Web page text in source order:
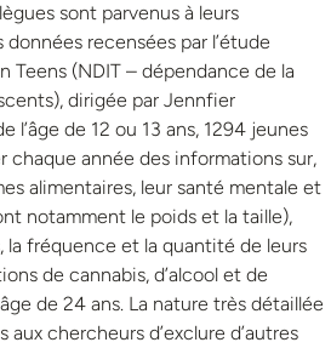
sont parvenus à leurs
recensées par l’étude
Teens (NDIT – dépendance de la
dirigée par Jennfier
l’âge de 12 ou 13 ans, 1294 jeunes
année des informations sur,
alimentaires, leur santé mentale et
notamment le poids et la taille),
la fréquence et la quantité de leurs
de cannabis, d’alcool et de
de 24 ans. La nature très détaillée
aux chercheurs d’exclure d’autres